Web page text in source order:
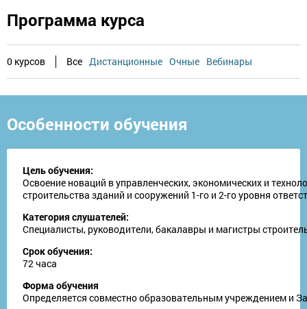
Программа курса
0 курсов Все Дистанционные Очные Вебинары
Особенности обучения
Цель обучения:
Освоение новаций в управленческих, экономических и
строительства зданий и сооружений 1-го и 2-го уровня
Категория слушателей:
Специалисты, руководители, бакалавры и магистры
Срок обучения:
72 часа
Форма обучения
Определяется совместно образовательным учреждением и